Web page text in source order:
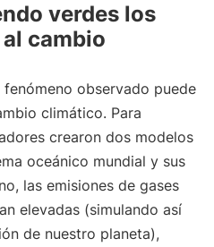
verdes los
cambio
observado puede
climático. Para
crearon dos modelos
oceánico mundial y sus
las emisiones de gases
elevadas (simulando así
de nuestro planeta),